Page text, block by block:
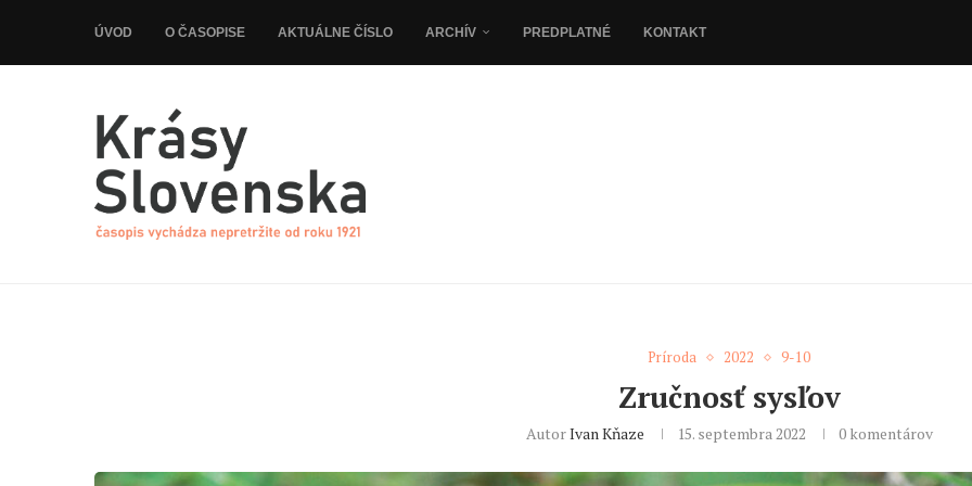
ÚVOD O ČASOPISE AKTUÁLNE ČÍSLO ARCHÍV PREDPLATNÉ KONTAKT
Príroda 2022 9-10
Zručnosť sysľov
AutorIvan Kňaze 15. septembra 2022 0 komentárov